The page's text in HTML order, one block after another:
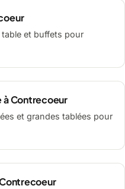
et buffets pour
Contrecoeur
et grandes tablées pour